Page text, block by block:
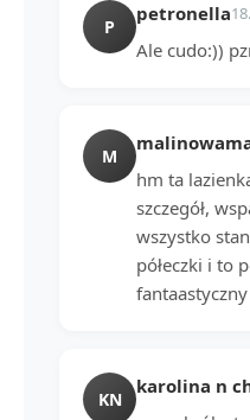
P
petronella
Ale cudo:))
M
hm ta
szczegół,
wszystko
półeczki i to
fantaastyczny
KN
karolina n